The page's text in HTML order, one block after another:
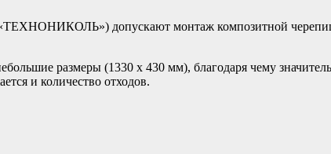
допускают монтаж композитной
размеры (1330 х 430 мм), благодаря чему
и количество отходов.